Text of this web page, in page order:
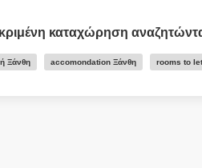
καταχώρηση
Ξάνθη accomondation Ξάνθη rooms to